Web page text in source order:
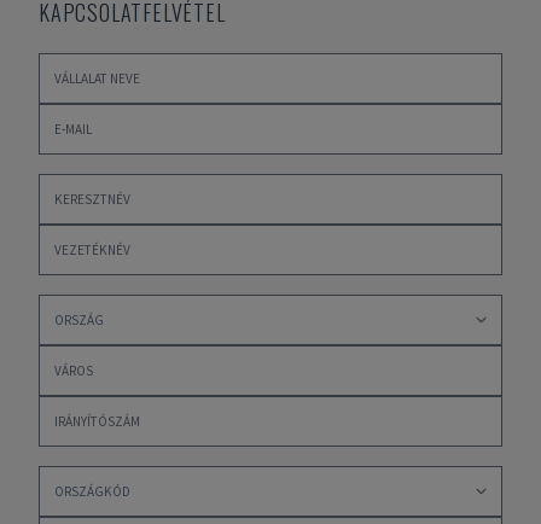
KAPCSOLATFELVÉTEL